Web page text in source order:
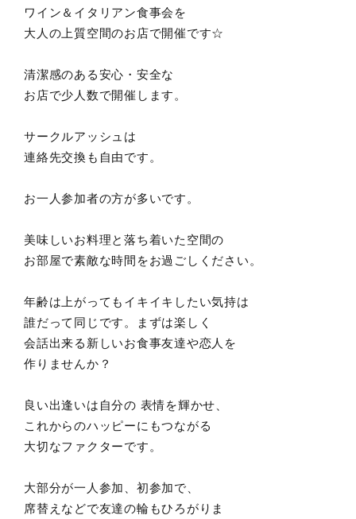
ワイン＆イタリアン食事会を
大人の上質空間のお店で開催です☆
清潔感のある安心・安全な
お店で少人数で開催します。
サークルアッシュは
連絡先交換も自由です。
お一人参加者の方が多いです。
美味しいお料理と落ち着いた空間の
お部屋で素敵な時間をお過ごしください。
年齢は上がってもイキイキしたい気持は
誰だって同じです。まずは楽しく
会話出来る新しいお食事友達や恋人を
作りませんか？
良い出逢いは自分の 表情を輝かせ、
これからのハッピーにもつながる
大切なファクターです。
大部分が一人参加、初参加で、
席替えなどで友達の輪もひろがりま